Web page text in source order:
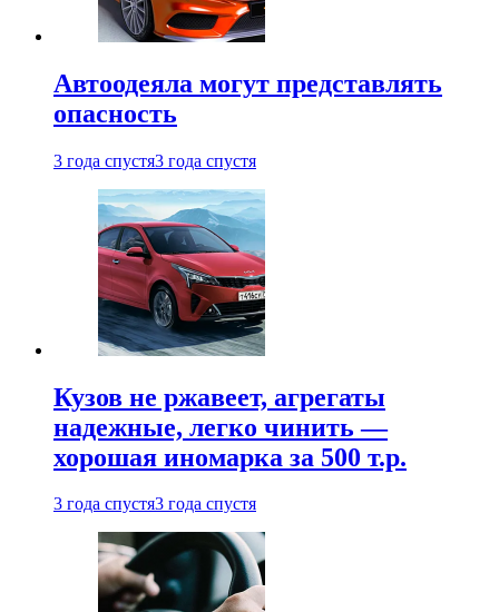
Автоодеяла могут представлять
опасность
3 года спустя3 года спустя
Кузов не ржавеет, агрегаты
надежные, легко чинить —
хорошая иномарка за 500 т.р.
3 года спустя3 года спустя